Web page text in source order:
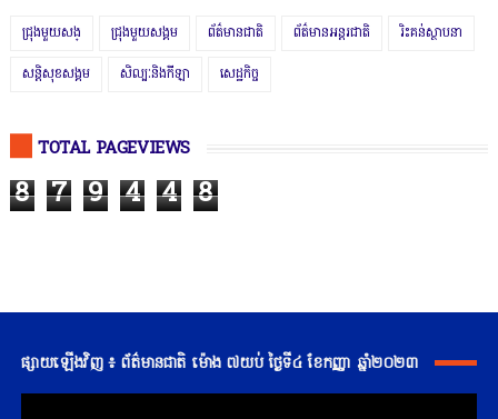
ជ្រុងមួយសង្ ជ្រុងមួយសង្គម ព័ត៌មានជាតិ ព័ត៌មានអន្តរជាតិ រិះគន់ស្ថាបនា
សន្តិសុខសង្គម សិល្បៈនិងកីឡា សេដ្ឋកិច្ច
TOTAL PAGEVIEWS
8 7 9 4 4 8
ផ្សាយឡើងវិញ ៖ ព័ត៌មានជាតិ ម៉ោង ៧យប់ ថ្ងៃទី៤ ខែកញ្ញា ឆ្នាំ២០២៣